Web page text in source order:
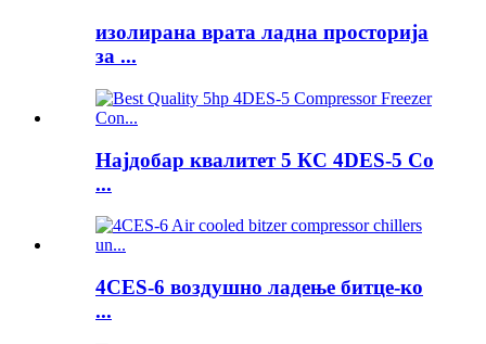
изолирана врата ладна просторија
за ...
Најдобар квалитет 5 КС 4DES-5 Co
...
4CES-6 воздушно ладење битце-ко
...